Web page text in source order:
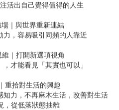
活出自己覺得值得的人生
｜與世界重新連結
力，容易吸引同頻的人靠近
｜打開新選項視角
才能看見「其實也可以」
重拾對生活的興趣
力，不再麻木生活，改善對生活
，從低落狀態抽離